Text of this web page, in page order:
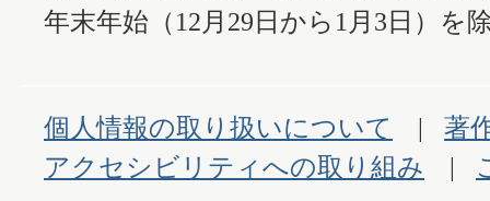
年末年始（12月29日から1月3日）を
個人情報の取り扱いについて
著
アクセシビリティへの取り組み